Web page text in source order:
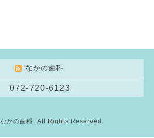
なかの歯科
072-720-6123
なかの歯科. All Rights Reserved.